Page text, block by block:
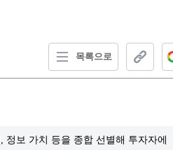
목록으로
보 가치 등을 종합 선별해 투자자에